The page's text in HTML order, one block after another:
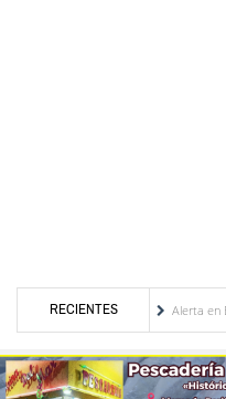
RECIENTESAlerta en Bailadores: